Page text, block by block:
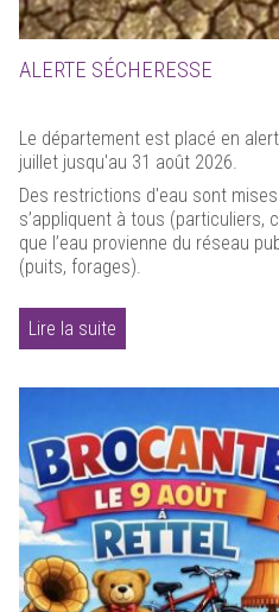
ALERTE SÉCHERESSE
Le département est placé en
juillet jusqu'au 31 août 2026.
Des restrictions d'eau sont
s’appliquent à tous (particuliers,
que l’eau provienne du réseau
(puits, forages).
Lire la suite